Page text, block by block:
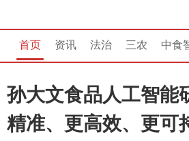
首页 资讯 法治 三农 中食
孙大文食品人工智能
精准、更高效、更